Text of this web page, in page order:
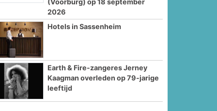
(Voorburg) op 18 september
2026
Hotels in Sassenheim
Earth & Fire-zangeres Jerney
Kaagman overleden op 79-jarige
leeftijd